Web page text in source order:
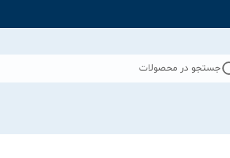
جستجو در محصولات